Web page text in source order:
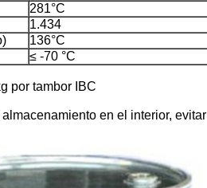
281°C
1.434
136°C
≤ -70 °C
por tambor IBC
en el interior,